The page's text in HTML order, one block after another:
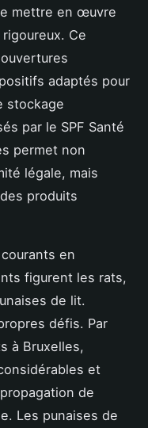
mettre en œuvre
rigoureux. Ce
adaptés pour
stockage
par le SPF Santé
permet non
légale, mais
produits
en
figurent les rats,
de lit.
défis. Par
à Bruxelles,
et
de
Les punaises de